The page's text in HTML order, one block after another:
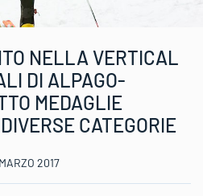
NELLA VERTICAL
DI ALPAGO-
MEDAGLIE
CATEGORIE
2017